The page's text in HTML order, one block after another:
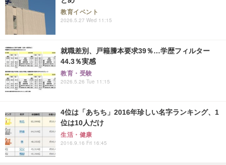
教育イベント
2026.5.27 Wed 11:15
就職差別、戸籍謄本要求39％…学歴フィルター
44.3％実感
教育・受験
2026.5.26 Tue 11:15
4位は「あちち」2016年珍しい名字ランキング、1
位は10人だけ
生活・健康
2016.9.16 Fri 16:45